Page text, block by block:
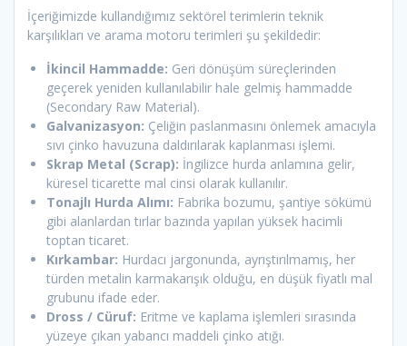
İçeriğimizde kullandığımız sektörel terimlerin teknik
karşılıkları ve arama motoru terimleri şu şekildedir:
İkincil Hammadde: Geri dönüşüm süreçlerinden
geçerek yeniden kullanılabilir hale gelmiş hammadde
(Secondary Raw Material).
Galvanizasyon: Çeliğin paslanmasını önlemek amacıyla
sıvı çinko havuzuna daldırılarak kaplanması işlemi.
Skrap Metal (Scrap): İngilizce hurda anlamına gelir,
küresel ticarette mal cinsi olarak kullanılır.
Tonajlı Hurda Alımı: Fabrika bozumu, şantiye sökümü
gibi alanlardan tırlar bazında yapılan yüksek hacimli
toptan ticaret.
Kırkambar: Hurdacı jargonunda, ayrıştırılmamış, her
türden metalin karmakarışık olduğu, en düşük fiyatlı mal
grubunu ifade eder.
Dross / Cüruf: Eritme ve kaplama işlemleri sırasında
yüzeye çıkan yabancı maddeli çinko atığı.